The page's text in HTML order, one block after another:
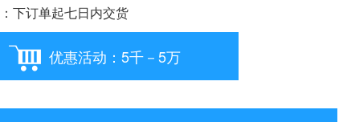
下订单起七日内交货
优惠活动：5千－5万